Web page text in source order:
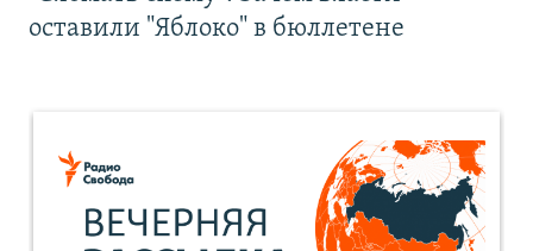
оставили "Яблоко" в бюллетене